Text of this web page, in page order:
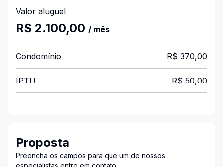
Valor aluguel
R$ 2.100,00 / mês
Condomínio R$ 370,00
IPTU R$ 50,00
Proposta
Preencha os campos para que um de nossos
especialistas entre em contato